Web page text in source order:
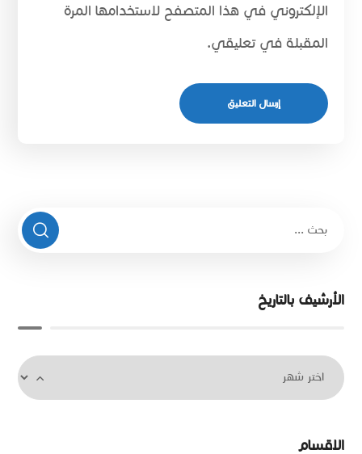
الإلكتروني في هذا المتصفح لاستخدامها المرة
المقبلة في تعليقي.
الأرشيف بالتاريخ
الاقسام